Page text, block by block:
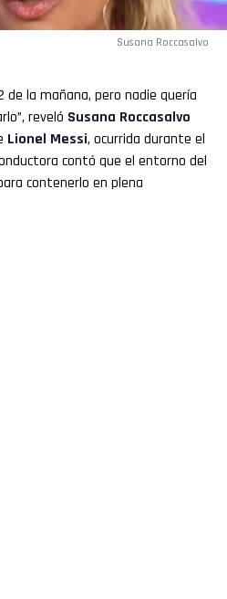
Susana Roccasalvo
2 de la mañana, pero nadie quería
reveló Susana Roccasalvo
Lionel Messi, ocurrida durante el
contó que el entorno del
contenerlo en plena